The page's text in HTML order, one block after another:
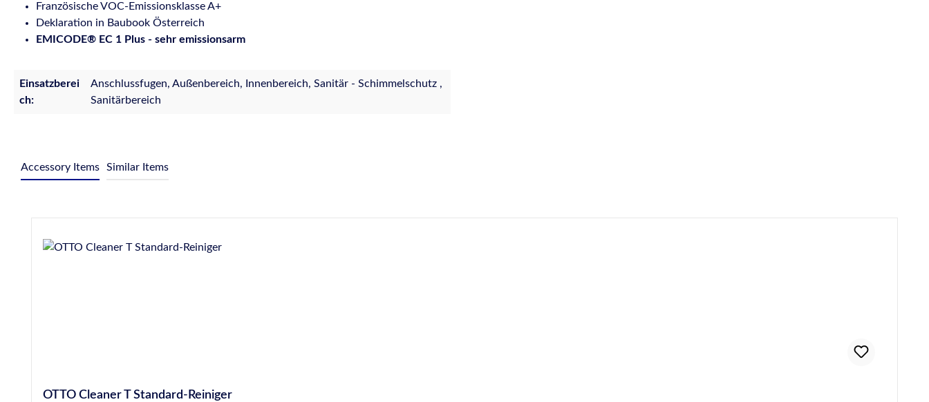
Französische VOC-Emissionsklasse A+
Deklaration in Baubook Österreich
EMICODE® EC 1 Plus - sehr emissionsarm
Einsatzberei
ch:
Anschlussfugen, Außenbereich, Innenbereich, Sanitär - Schimmelschutz ,
Sanitärbereich
Accessory Items Similar Items
OTTO Cleaner T Standard-Reiniger